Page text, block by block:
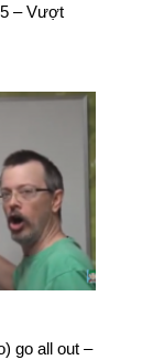
– Vượt
go all out –